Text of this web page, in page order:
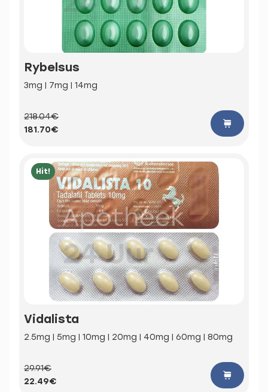
Rybelsus
3mg | 7mg | 14mg
218.04€
181.70€
Hit!
Vidalista
2.5mg | 5mg | 10mg | 20mg | 40mg | 60mg | 80mg
29.91€
22.49€